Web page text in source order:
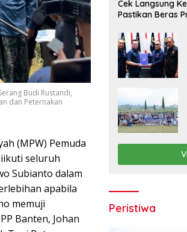
Budi Rustandi,
dan Peternakan
(MPW) Pemuda
seluruh
Subianto dalam
apabila
memuji
Banten, Johan
Cek Langsung
Pastikan Beras
Peristiwa